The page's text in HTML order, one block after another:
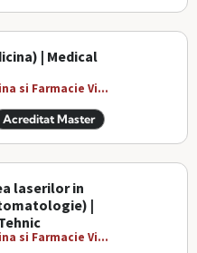
| Medical
si Farmacie Vi...
Acreditat Master
laserilor in
|
si Farmacie Vi...